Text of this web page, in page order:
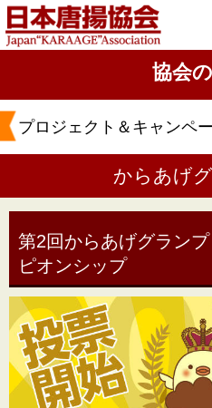
協会
プロジェクト＆キャンペ
からあげ
第2回からあげグラン
ピオンシップ